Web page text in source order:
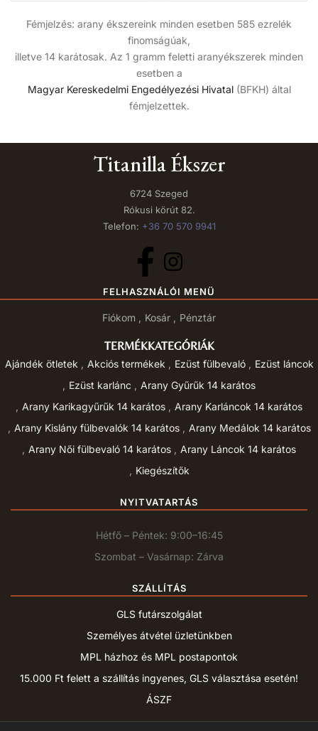
Fémjelzés: arany ékszereink minden esetben 585 ezrelék
finomságúak,
illetve 14 karátosak. Az 1 gramm feletti aranyékszerek minden
esetben a
Magyar Kereskedelmi Engedélyezési Hivatal(BFKH) által
fémjelzettek.
Titanilla Ékszer
6724 Szeged
Rókusi körút 82.
Telefon: +36 70 570 9941
FELHASZNÁLÓI MENÜ
Fiókom Kosár Pénztár
TERMÉKKATEGÓRIÁK
Ajándék ötletek Akciós termékek Ezüst fülbevaló
Ezüst láncok
Ezüst karlánc
Arany Gyűrűk 14 karátos
Arany Karikagyűrűk 14 karátos
Arany Karláncok 14 karátos
Arany Kislány fülbevalók 14 karátos
Arany Medálok 14 karátos
Arany Női fülbevaló 14 karátos
Arany Láncok 14 karátos
Kiegészítők
NYITVATARTÁS
Hétfő – Péntek: 9:00–16:45
Szombat – Vasárnap: Zárva
SZÁLLÍTÁS
GLS futárszolgálat
Személyes átvétel üzletünkben
MPL házhoz és MPL postapontok
15.000 Ft felett a szállítás ingyenes, GLS választása esetén!
ÁSZF